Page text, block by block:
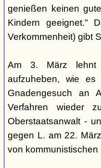
genießen keinen
Kindern geeignet."
Verkommenheit) gibt
Am 3. März lehnt
aufzuheben, wie
Gnadengesuch an
Verfahren wieder
Oberstaatsanwalt -
gegen L. am 22.
von